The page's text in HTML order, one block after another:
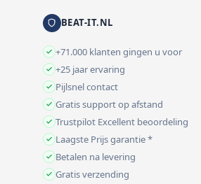
BEAT-IT.NL
+71.000 klanten gingen u voor
+25 jaar ervaring
Pijlsnel contact
Gratis support op afstand
Trustpilot Excellent beoordeling
Laagste Prijs garantie *
Betalen na levering
Gratis verzending